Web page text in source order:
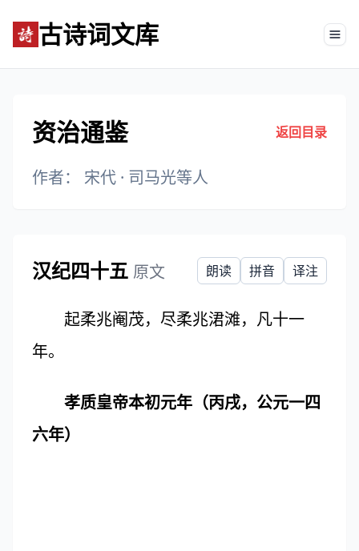
古诗词文库
资治通鉴 返回目录
作者： 宋代 · 司马光等人
汉纪四十五 原文 朗读 拼音 译注
起柔兆阉茂，尽柔兆涒滩，凡十一
年。
孝质皇帝本初元年（丙戌，公元一四
六年）